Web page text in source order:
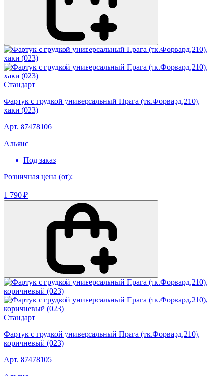
Стандарт
Фартук с грудкой универсальный Прага (тк.Форвард,210),
хаки (023)
Арт. 87478106
Альянс
Под заказ
Розничная цена (от):
1 790 ₽
Стандарт
Фартук с грудкой универсальный Прага (тк.Форвард,210),
коричневый (023)
Арт. 87478105